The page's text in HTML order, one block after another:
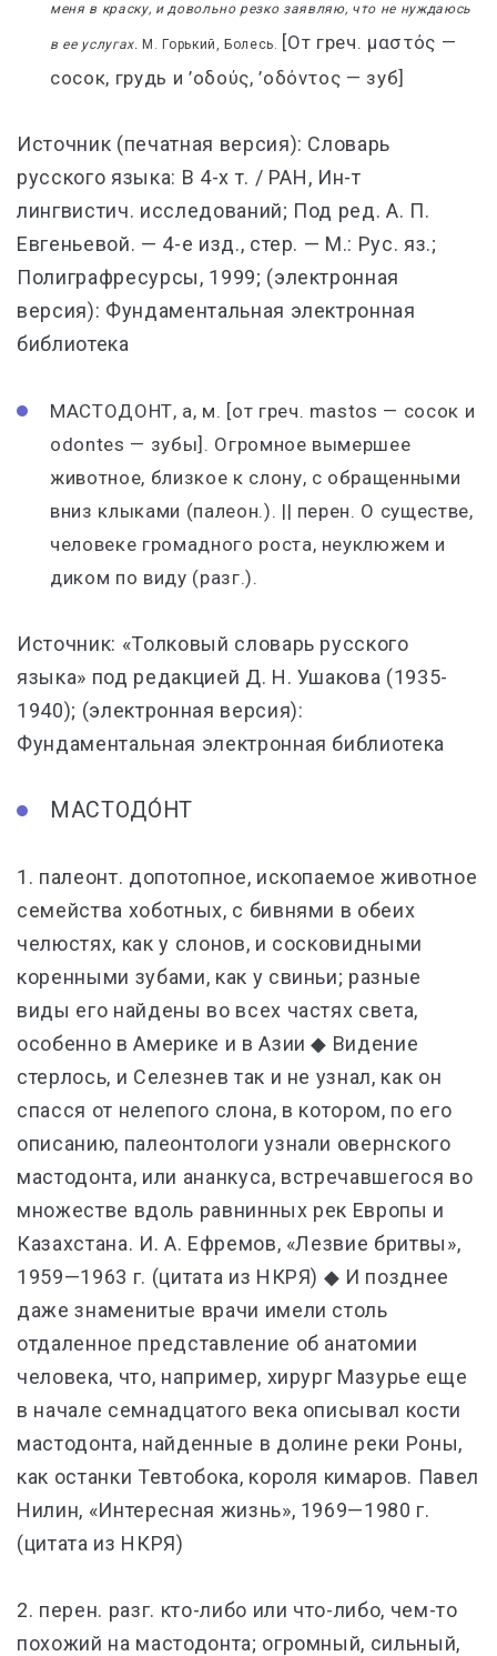
меня в краску, и довольно резко заявляю, что не нуждаюсь
в ее услугах. М. Горький, Болесь. [От греч. μαστός —
сосок, грудь и ’οδούς, ’οδόντος — зуб]
Источник (печатная версия): Словарь
русского языка: В 4-х т. / РАН, Ин-т
лингвистич. исследований; Под ред. А. П.
Евгеньевой. — 4-е изд., стер. — М.: Рус. яз.;
Полиграфресурсы, 1999; (электронная
версия): Фундаментальная электронная
библиотека
МАСТОДОНТ, а, м. [от греч. mastos — сосок и
odontes — зубы]. Огромное вымершее
животное, близкое к слону, с обращенными
вниз клыками (палеон.). || перен. О существе,
человеке громадного роста, неуклюжем и
диком по виду (разг.).
Источник: «Толковый словарь русского
языка» под редакцией Д. Н. Ушакова (1935-
1940); (электронная версия):
Фундаментальная электронная библиотека
МАСТОДО́НТ
1. палеонт. допотопное, ископаемое животное
семейства хоботных, с бивнями в обеих
челюстях, как у слонов, и сосковидными
коренными зубами, как у свиньи; разные
виды его найдены во всех частях света,
особенно в Америке и в Азии ◆ Видение
стерлось, и Селезнев так и не узнал, как он
спасся от нелепого слона, в котором, по его
описанию, палеонтологи узнали овернского
мастодонта, или ананкуса, встречавшегося во
множестве вдоль равнинных рек Европы и
Казахстана. И. А. Ефремов, «Лезвие бритвы»,
1959—1963 г. (цитата из НКРЯ) ◆ И позднее
даже знаменитые врачи имели столь
отдаленное представление об анатомии
человека, что, например, хирург Мазурье еще
в начале семнадцатого века описывал кости
мастодонта, найденные в долине реки Роны,
как останки Тевтобока, короля кимаров. Павел
Нилин, «Интересная жизнь», 1969—1980 г.
(цитата из НКРЯ)
2. перен. разг. кто-либо или что-либо, чем-то
похожий на мастодонта; огромный, сильный,